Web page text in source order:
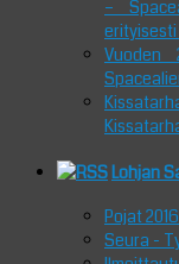
–
Vuoden
Lohjan
Pojat
Seura -